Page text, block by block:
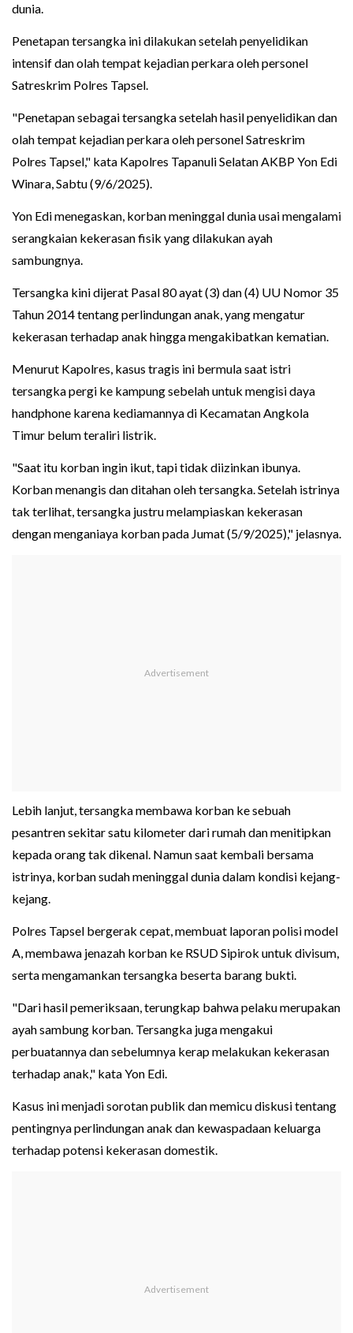
dunia.
Penetapan tersangka ini dilakukan setelah penyelidikan
intensif dan olah tempat kejadian perkara oleh personel
Satreskrim Polres Tapsel.
"Penetapan sebagai tersangka setelah hasil penyelidikan dan
olah tempat kejadian perkara oleh personel Satreskrim
Polres Tapsel," kata Kapolres Tapanuli Selatan AKBP Yon Edi
Winara, Sabtu (9/6/2025).
Yon Edi menegaskan, korban meninggal dunia usai mengalami
serangkaian kekerasan fisik yang dilakukan ayah
sambungnya.
Tersangka kini dijerat Pasal 80 ayat (3) dan (4) UU Nomor 35
Tahun 2014 tentang perlindungan anak, yang mengatur
kekerasan terhadap anak hingga mengakibatkan kematian.
Menurut Kapolres, kasus tragis ini bermula saat istri
tersangka pergi ke kampung sebelah untuk mengisi daya
handphone karena kediamannya di Kecamatan Angkola
Timur belum teraliri listrik.
"Saat itu korban ingin ikut, tapi tidak diizinkan ibunya.
Korban menangis dan ditahan oleh tersangka. Setelah istrinya
tak terlihat, tersangka justru melampiaskan kekerasan
dengan menganiaya korban pada Jumat (5/9/2025)," jelasnya.
Lebih lanjut, tersangka membawa korban ke sebuah
pesantren sekitar satu kilometer dari rumah dan menitipkan
kepada orang tak dikenal. Namun saat kembali bersama
istrinya, korban sudah meninggal dunia dalam kondisi kejang-
kejang.
Polres Tapsel bergerak cepat, membuat laporan polisi model
A, membawa jenazah korban ke RSUD Sipirok untuk divisum,
serta mengamankan tersangka beserta barang bukti.
"Dari hasil pemeriksaan, terungkap bahwa pelaku merupakan
ayah sambung korban. Tersangka juga mengakui
perbuatannya dan sebelumnya kerap melakukan kekerasan
terhadap anak," kata Yon Edi.
Kasus ini menjadi sorotan publik dan memicu diskusi tentang
pentingnya perlindungan anak dan kewaspadaan keluarga
terhadap potensi kekerasan domestik.